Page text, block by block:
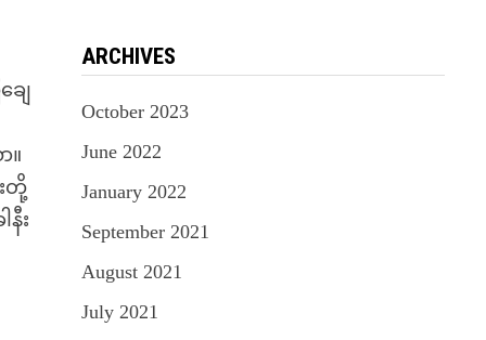
ေ
။
တို့
း
ARCHIVES
October 2023
June 2022
January 2022
September 2021
August 2021
July 2021